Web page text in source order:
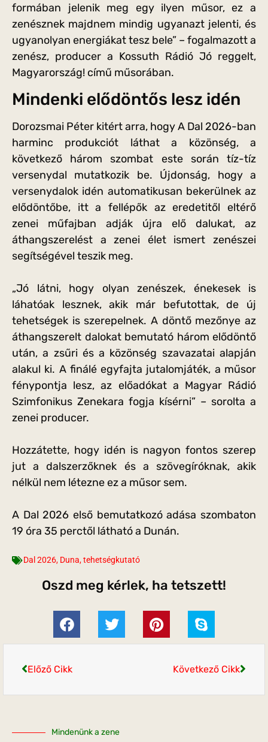
formában jelenik meg egy ilyen műsor, ez a
zenésznek majdnem mindig ugyanazt jelenti, és
ugyanolyan energiákat tesz bele” – fogalmazott a
zenész, producer a Kossuth Rádió Jó reggelt,
Magyarország! című műsorában.
Mindenki elődöntős lesz idén
Dorozsmai Péter kitért arra, hogy A Dal 2026-ban
harminc produkciót láthat a közönség, a
következő három szombat este során tíz-tíz
versenydal mutatkozik be. Újdonság, hogy a
versenydalok idén automatikusan bekerülnek az
elődöntőbe, itt a fellépők az eredetitől eltérő
zenei műfajban adják újra elő dalukat, az
áthangszerelést a zenei élet ismert zenészei
segítségével teszik meg.
„Jó látni, hogy olyan zenészek, énekesek is
láhatóak lesznek, akik már befutottak, de új
tehetségek is szerepelnek. A döntő mezőnye az
áthangszerelt dalokat bemutató három elődöntő
után, a zsűri és a közönség szavazatai alapján
alakul ki. A finálé egyfajta jutalomjáték, a műsor
fénypontja lesz, az előadókat a Magyar Rádió
Szimfonikus Zenekara fogja kísérni” – sorolta a
zenei producer.
Hozzátette, hogy idén is nagyon fontos szerep
jut a dalszerzőknek és a szövegíróknak, akik
nélkül nem létezne ez a műsor sem.
A Dal 2026 első bemutatkozó adása szombaton
19 óra 35 perctől látható a Dunán.
Dal 2026, Duna,tehetségkutató
Oszd meg kérlek, ha tetszett!
Előző Cikk Következő Cikk
Mindenünk a zene